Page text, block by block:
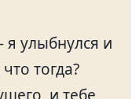
улыбнулся и
тогда?